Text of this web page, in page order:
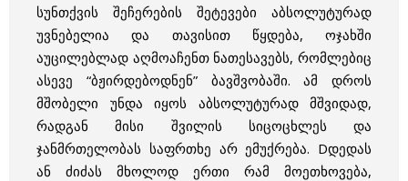
სუნთქვის შეჩერების შეტევები აბსოლუტურად
უვნებელია და თავისით წყდება, ოჯახში
აუცილებლად აღმოაჩენთ ნათესავებს, რომლებიც
ასევე “ბჟირდებოდნენ” ბავშვობაში. ამ დროს
მშობელი უნდა იყოს აბსოლუტურად მშვიდად,
რადგან მისი შვილის სიცოცხლეს და
ჯანმრთელობას საფრთხე არ ემუქრება. Dდედას
ან ძიძას მხოლოდ ერთი რამ მოეთხოვება,